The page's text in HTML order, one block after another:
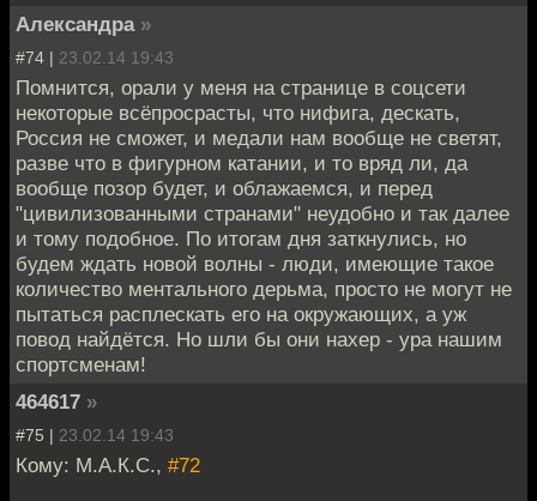
Александра »
#74 | 23.02.14 19:43
Помнится, орали у меня на странице в соцсети
некоторые всёпросрасты, что нифига, дескать,
Россия не сможет, и медали нам вообще не светят,
разве что в фигурном катании, и то вряд ли, да
вообще позор будет, и облажаемся, и перед
"цивилизованными странами" неудобно и так далее
и тому подобное. По итогам дня заткнулись, но
будем ждать новой волны - люди, имеющие такое
количество ментального дерьма, просто не могут не
пытаться расплескать его на окружающих, а уж
повод найдётся. Но шли бы они нахер - ура нашим
спортсменам!
464617 »
#75 | 23.02.14 19:43
Кому: М.А.К.С., #72